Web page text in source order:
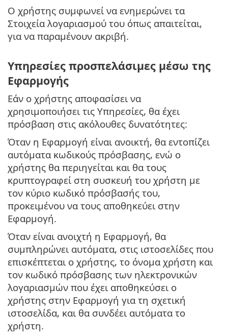
Ο χρήστης συμφωνεί να ενημερώνει τα
Στοιχεία λογαριασμού του όπως απαιτείται,
για να παραμένουν ακριβή.
Υπηρεσίες προσπελάσιμες μέσω της
Εφαρμογής
Εάν ο χρήστης αποφασίσει να
χρησιμοποιήσει τις Υπηρεσίες, θα έχει
πρόσβαση στις ακόλουθες δυνατότητες:
Όταν η Εφαρμογή είναι ανοικτή, θα εντοπίζει
αυτόματα κωδικούς πρόσβασης, ενώ ο
χρήστης θα περιηγείται και θα τους
κρυπτογραφεί στη συσκευή του χρήστη με
τον κύριο κωδικό πρόσβασής του,
προκειμένου να τους αποθηκεύει στην
Εφαρμογή.
Όταν είναι ανοιχτή η Εφαρμογή, θα
συμπληρώνει αυτόματα, στις ιστοσελίδες που
επισκέπτεται ο χρήστης, το όνομα χρήστη και
τον κωδικό πρόσβασης των ηλεκτρονικών
λογαριασμών που έχει αποθηκεύσει ο
χρήστης στην Εφαρμογή για τη σχετική
ιστοσελίδα, και θα συνδέει αυτόματα το
χρήστη.